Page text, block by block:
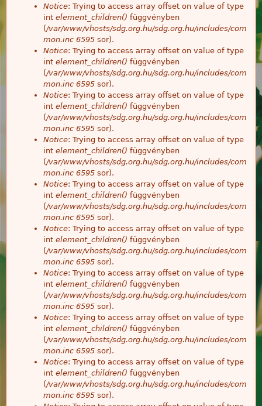
Notice: Trying to access array offset on value of type
int element_children() függvényben
(/var/www/vhosts/sdg.org.hu/sdg.org.hu/includes/com
mon.inc 6595 sor).
Notice: Trying to access array offset on value of type
int element_children() függvényben
(/var/www/vhosts/sdg.org.hu/sdg.org.hu/includes/com
mon.inc 6595 sor).
Notice: Trying to access array offset on value of type
int element_children() függvényben
(/var/www/vhosts/sdg.org.hu/sdg.org.hu/includes/com
mon.inc 6595 sor).
Notice: Trying to access array offset on value of type
int element_children() függvényben
(/var/www/vhosts/sdg.org.hu/sdg.org.hu/includes/com
mon.inc 6595 sor).
Notice: Trying to access array offset on value of type
int element_children() függvényben
(/var/www/vhosts/sdg.org.hu/sdg.org.hu/includes/com
mon.inc 6595 sor).
Notice: Trying to access array offset on value of type
int element_children() függvényben
(/var/www/vhosts/sdg.org.hu/sdg.org.hu/includes/com
mon.inc 6595 sor).
Notice: Trying to access array offset on value of type
int element_children() függvényben
(/var/www/vhosts/sdg.org.hu/sdg.org.hu/includes/com
mon.inc 6595 sor).
Notice: Trying to access array offset on value of type
int element_children() függvényben
(/var/www/vhosts/sdg.org.hu/sdg.org.hu/includes/com
mon.inc 6595 sor).
Notice: Trying to access array offset on value of type
int element_children() függvényben
(/var/www/vhosts/sdg.org.hu/sdg.org.hu/includes/com
mon.inc 6595 sor).